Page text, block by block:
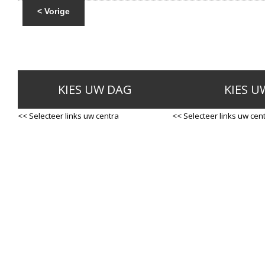
< Vorige
KIES UW DAG
<< Selecteer links uw centra
KIES
<< Selecteer links uw